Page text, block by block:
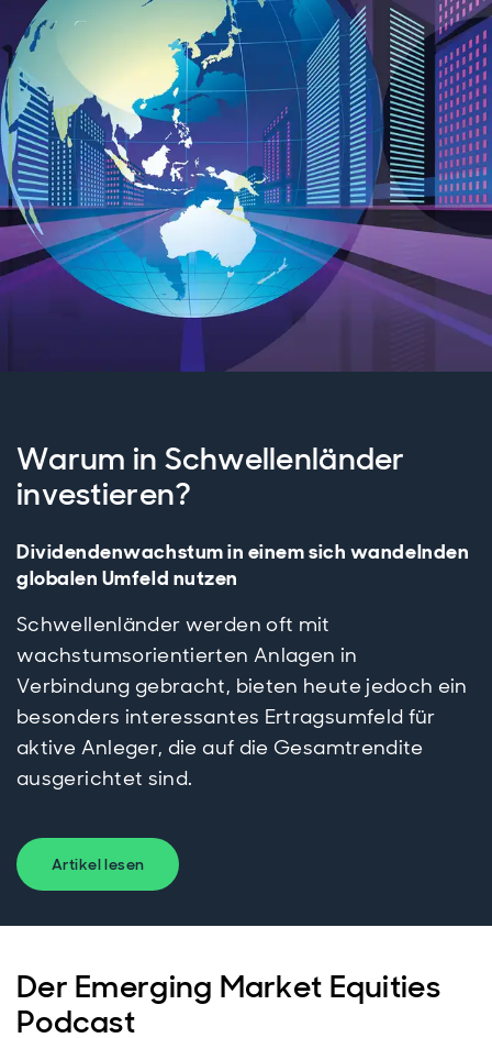
Warum in Schwellenländer
investieren?
Dividendenwachstum in einem sich wandelnden
globalen Umfeld nutzen
Schwellenländer werden oft mit
wachstumsorientierten Anlagen in
Verbindung gebracht, bieten heute jedoch ein
besonders interessantes Ertragsumfeld für
aktive Anleger, die auf die Gesamtrendite
ausgerichtet sind.
Artikel lesen
Der Emerging Market Equities
Podcast